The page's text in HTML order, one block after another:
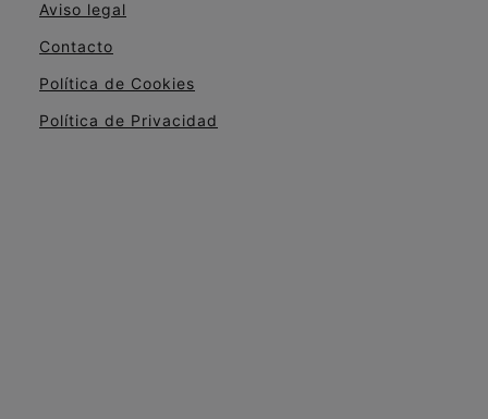
Aviso legal
Contacto
Política de Cookies
Política de Privacidad